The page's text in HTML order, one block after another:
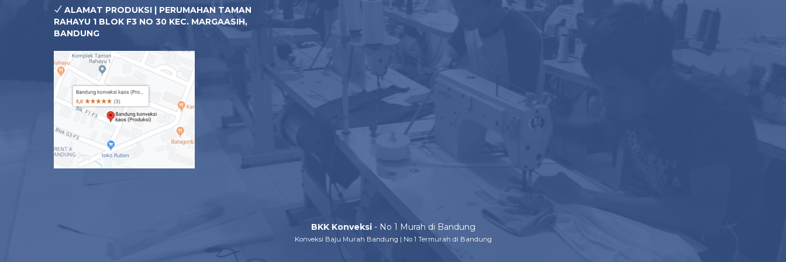
ALAMAT PRODUKSI | PERUMAHAN TAMAN
RAHAYU 1 BLOK F3 NO 30 KEC. MARGAASIH,
BANDUNG
BKK Konveksi- No 1 Murah di Bandung
Konveksi Baju Murah Bandung | No 1 Termurah di Bandung